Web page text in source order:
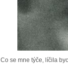
Co se mne týče, líčila